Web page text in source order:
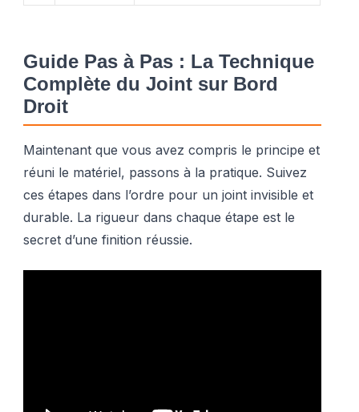
Guide Pas à Pas : La Technique
Complète du Joint sur Bord
Droit
Maintenant que vous avez compris le principe et
réuni le matériel, passons à la pratique. Suivez
ces étapes dans l’ordre pour un joint invisible et
durable. La rigueur dans chaque étape est le
secret d’une finition réussie.